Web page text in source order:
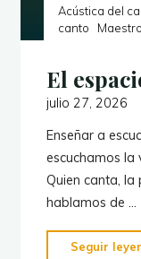
Acústica del
canto
El
julio 27, 2026
Enseñar a
escuchamos la
Quien canta, la
hablamos de …
Seguir